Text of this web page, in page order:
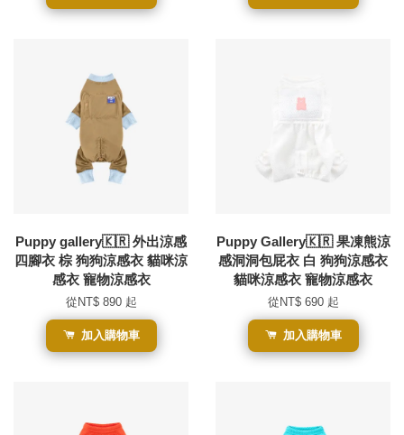
Puppy gallery🇰🇷 外出涼感
四腳衣 棕 狗狗涼感衣 貓咪涼
感衣 寵物涼感衣
從 NT$ 890 起
加入購物車
Puppy Gallery🇰🇷 果凍熊涼
感洞洞包屁衣 白 狗狗涼感衣
貓咪涼感衣 寵物涼感衣
從 NT$ 690 起
加入購物車